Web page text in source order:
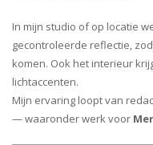
In mijn studio of op locatie
gecontroleerde reflectie,
komen. Ook het interieur
lichtaccenten.
Mijn ervaring loopt van
— waaronder werk voor